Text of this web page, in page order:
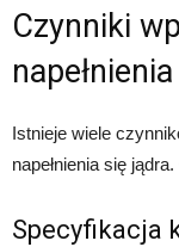
Czynniki
Istnieje wiele
napełnienia się
Specyfikacja